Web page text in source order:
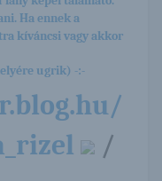
Ha ennek a
kíváncsi vagy akkor
ugrik) -:-
/